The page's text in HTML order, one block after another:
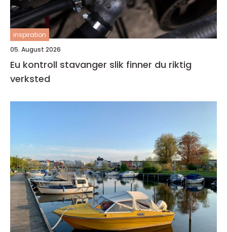
inspiration
05. August 2026
Eu kontroll stavanger slik finner du riktig
verksted